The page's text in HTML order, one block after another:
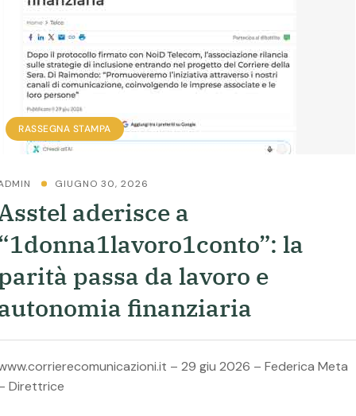
RASSEGNA STAMPA
GIUGNO 30, 2026
aderisce a
la
passa da lavoro e
finanziaria
– 29 giu 2026 – Federica Meta
Direttrice